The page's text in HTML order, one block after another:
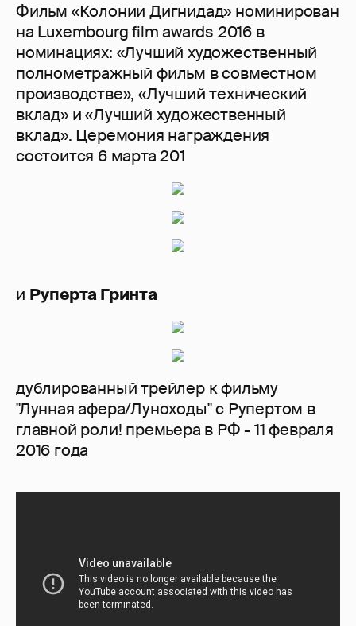
Фильм «Колонии Дигнидад» номинирован
на Luxembourg film awards 2016 в
номинациях: «Лучший художественный
полнометражный фильм в совместном
производстве», «Лучший технический
вклад» и «Лучший художественный
вклад». Церемония награждения
состоится 6 марта 201
и Руперта Гринта
дублированный трейлер к фильму
"Лунная афера/Луноходы" с Рупертом в
главной роли! премьера в РФ - 11 февраля
2016 года